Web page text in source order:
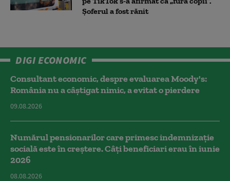
Șoferul a fost rănit
DIGI ECONOMIC
Consultant economic, despre evaluarea Moody's:
România nu a câştigat nimic, a evitat o pierdere
09.08.2026
Numărul pensionarilor care primesc indemnizaţie
socială este în creștere. Câți beneficiari erau în iunie
2026
08.08.2026